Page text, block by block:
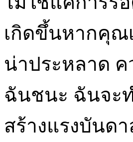
เกิดขึ้นหากคุณ
น่าประหลาด ค
ฉันชนะ ฉันจะ
สร้างแรงบันด